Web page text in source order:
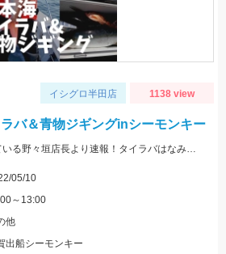
イシグロ半田店 1138 view
ラバ＆青物ジギングinシーモンキー
シーモンキーさんに乗船している野々垣店長より速報！タイラバはなみだま！ジグはブリードジグが絶好調！
05/10
～13:00
他
出船シーモンキー